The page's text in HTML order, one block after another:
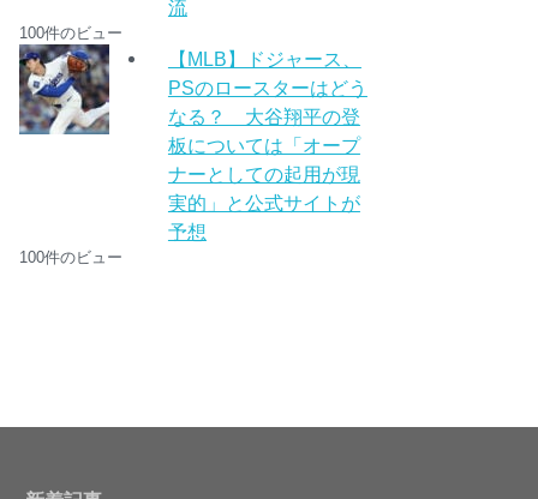
流
100件のビュー
【MLB】ドジャース、
PSのロースターはどう
なる？ 大谷翔平の登
板については「オープ
ナーとしての起用が現
実的」と公式サイトが
予想
100件のビュー